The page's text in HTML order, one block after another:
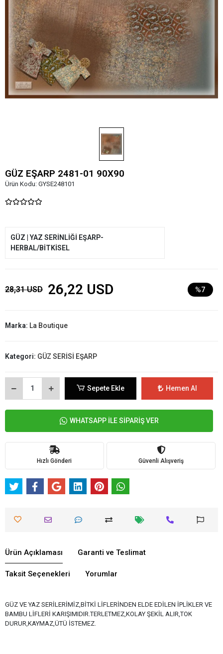
GÜZ EŞARP 2481-01 90X90
Ürün Kodu: GYSE248101
GÜZ | YAZ SERİNLİĞİ EŞARP-
HERBAL/BİTKİSEL
28,31 USD 26,22 USD %7
Marka: La Boutique
Kategori: GÜZ SERİSİ EŞARP
Sepete Ekle Hemen Al
WHATSAPP İLE SİPARİŞ VER
Hızlı Gönderi Güvenli Alışveriş
Ürün Açıklaması Garanti ve Teslimat
Taksit Seçenekleri Yorumlar
GÜZ VE YAZ SERİLERİMİZ,BİTKİ LİFLERİNDEN ELDE EDİLEN İPLİKLER VE
BAMBU LİFLERİ KARIŞIMIDIR.TERLETMEZ,KOLAY ŞEKİL ALIR,TOK
DURUR,KAYMAZ,ÜTÜ İSTEMEZ.